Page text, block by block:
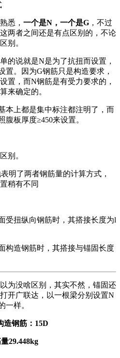
悉， 一个是N，一个是G ，不过
两者之间还是有点区别的，不论
别。
的说就是N是为了抗扭而设置，
置。因为G钢筋只是构造要求，
置，而N钢筋是有受力要求的，
来确定的。
本上都是集中标注都注明了，而
板厚度≥450来设置。
别。
明了两者钢筋量的计算方式，
稍有不同
受扭纵向钢筋时，其搭接长度为l
构造钢筋时，其搭接与锚固长度
为没啥区别，其实不然，锚固还
开广联达，以一根梁分别设置N
一样。
造钢筋：15D
29.448kg